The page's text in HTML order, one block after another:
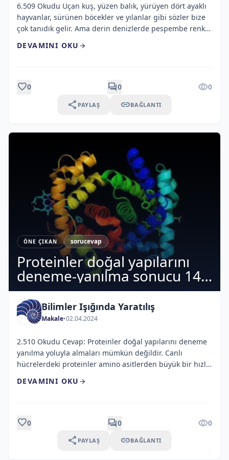
6.509 Okudu Uçan kuş, yüzen balık, yürüyen dört ayaklı
hayvanlar, sürünen böcekler ve yılanlar gibi sözler bize
çok tanıdık gelir. Ama derin denizlerde pespembe renkli
bacalardan, insanlar için zehirli olan gazların içinde
Fakat şimdi okuyacağınız […]
DEVAMINI OKU arrow_forward
favorite0 forum0 visibility0
share PAYLAŞ linkBAĞLANTI
ÖNE ÇIKAN sorucevap
Proteinler doğal yapılarını
deneme-yanılma sonucu 14
milyar yıl içerisinde alabilirler
mi?Bilimler Işığında Yaratılış
Makale•02.04.2024
2.510 Okudu Cevap: Proteinler doğal yapılarını deneme
yanılma yoluyla almaları mümkün değildir. Canlı
hücrelerdeki proteinler amino asitlerden büyük bir hızla
biyolojik olarak aktif bir protein molekülünün yapımını
ulaşmaktadır? Her amino asit kalıntısının ortalama 10
amino asit içeren bir
DEVAMINI OKU arrow_forward
favorite0 forum0 visibility0
share PAYLAŞ linkBAĞLANTI